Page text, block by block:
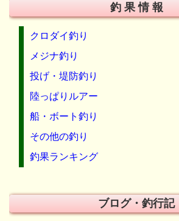
釣 果 情 報
クロダイ釣り
メジナ釣り
投げ・堤防釣り
陸っぱりルアー
船・ボート釣り
その他の釣り
釣果ランキング
ブログ・釣行記